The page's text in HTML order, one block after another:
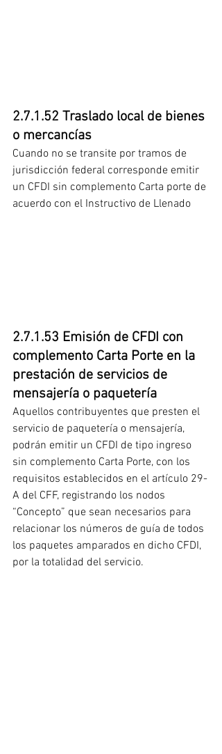
2.7.1.52 Traslado local de bienes
o mercancías
Cuando no se transite por tramos de
jurisdicción federal corresponde emitir
un CFDI sin complemento Carta porte de
acuerdo con el Instructivo de Llenado
2.7.1.53 Emisión de CFDI con
complemento Carta Porte en la
prestación de servicios de
mensajería o paquetería
Aquellos contribuyentes que presten el
servicio de paquetería o mensajería,
podrán emitir un CFDI de tipo ingreso
sin complemento Carta Porte, con los
requisitos establecidos en el artículo 29-
A del CFF, registrando los nodos
“Concepto” que sean necesarios para
relacionar los números de guía de todos
los paquetes amparados en dicho CFDI,
por la totalidad del servicio.